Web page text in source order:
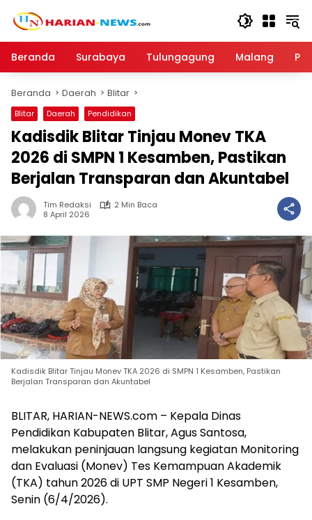
Beranda
Surabaya Tulungagung Malang
Beranda Daerah Blitar
Blitar Daerah Pendidikan
Kadisdik Blitar Tinjau Monev TKA
2026 di SMPN 1 Kesamben, Pastikan
Berjalan Transparan dan Akuntabel
Tim Redaksi
2 Min Baca
8 April 2026
Kadisdik Blitar Tinjau Monev TKA 2026 di SMPN 1 Kesamben, Pastikan
Berjalan Transparan dan Akuntabel
BLITAR, HARIAN-NEWS.com – Kepala Dinas
Pendidikan Kabupaten Blitar, Agus Santosa,
melakukan peninjauan langsung kegiatan Monitoring
dan Evaluasi (Monev) Tes Kemampuan Akademik
(TKA) tahun 2026 di UPT SMP Negeri 1 Kesamben,
Senin (6/4/2026).